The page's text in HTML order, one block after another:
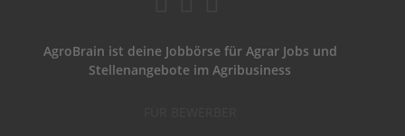
AgroBrain ist deine Jobbörse für Agrar Jobs und
Stellenangebote im Agribusiness